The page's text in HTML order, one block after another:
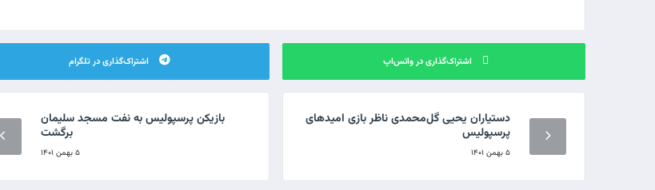
اشتراک‌گذاری در واتس‌اپ اشتراک‌گذاری در تلگرام
دستیاران یحیی گل‌محمدی ناظر بازی امیدهای
پرسپولیس
۵ بهمن ۱۴۰۱
بازیکن پرسپولیس به نفت مسجد سلیمان
برگشت
۵ بهمن ۱۴۰۱